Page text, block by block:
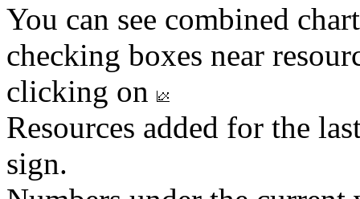
You can see combined
checking boxes near
clicking on
Resources added for the
sign.